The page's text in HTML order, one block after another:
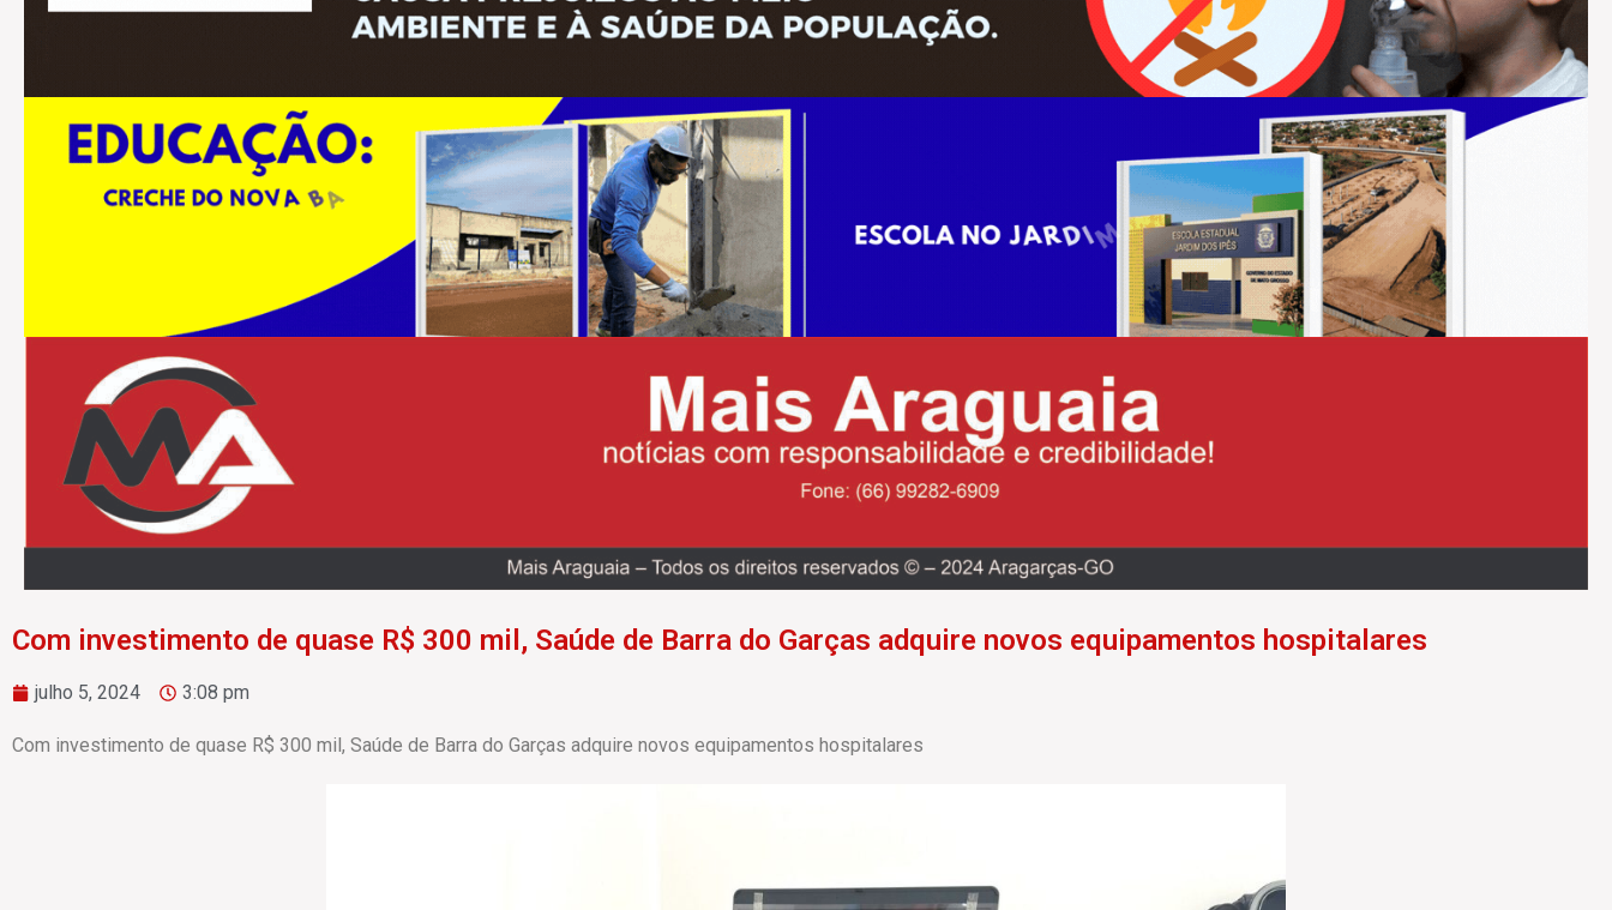
Com investimento de quase R$ 300 mil, Saúde de Barra do Garças adquire novos equipamentos hospitalares
julho 5, 2024 3:08 pm
Com investimento de quase R$ 300 mil, Saúde de Barra do Garças adquire novos equipamentos hospitalares